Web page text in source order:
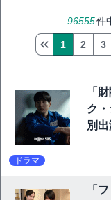
96555件
1 2 3
「
ク
別
ドラマ
「